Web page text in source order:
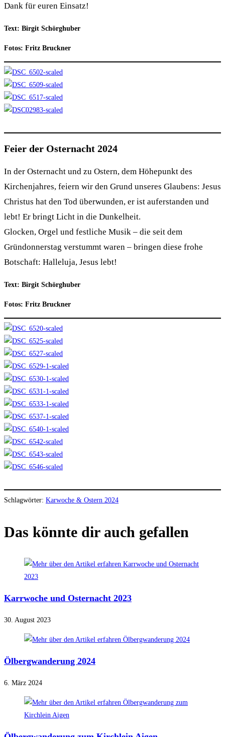
Dank für euren Einsatz!
Text: Birgit Schörghuber
Fotos: Fritz Bruckner
Feier der Osternacht 2024
In der Osternacht und zu Ostern, dem Höhepunkt des
Kirchenjahres, feiern wir den Grund unseres Glaubens: Jesus
Christus hat den Tod überwunden, er ist auferstanden und
lebt! Er bringt Licht in die Dunkelheit.
Glocken, Orgel und festliche Musik – die seit dem
Gründonnerstag verstummt waren – bringen diese frohe
Botschaft: Halleluja, Jesus lebt!
Text: Birgit Schörghuber
Fotos: Fritz Bruckner
Schlagwörter: Karwoche & Ostern 2024
Das könnte dir auch gefallen
Karrwoche und Osternacht 2023
30. August 2023
Ölbergwanderung 2024
6. März 2024